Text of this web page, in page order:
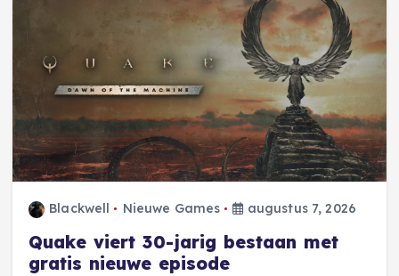
Blackwell Nieuwe Games augustus 7, 2026
Quake viert 30-jarig bestaan met
gratis nieuwe episode